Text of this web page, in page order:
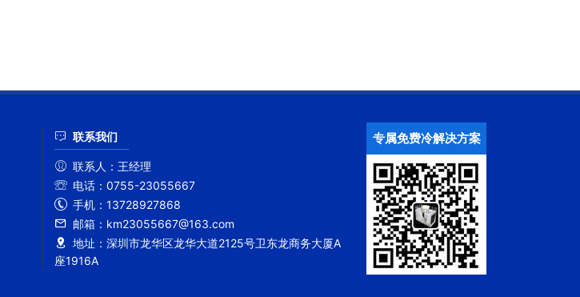
联系我们
联系人： 王经理
电话： 0755-23055667
手机： 13728927868
邮箱： km23055667@163.com
地址： 深圳市龙华区龙华大道2125号卫东龙商务大厦A
座1916A
专属免费冷解决方案